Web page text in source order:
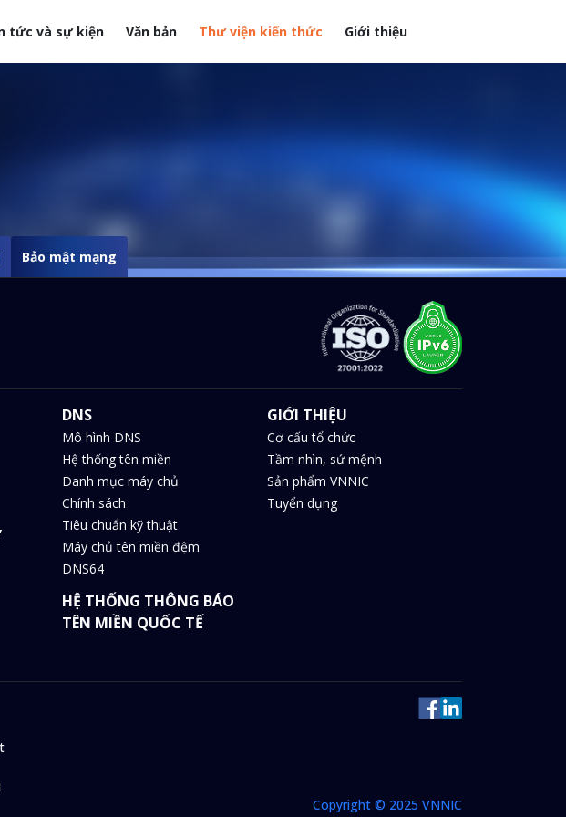
tức và sự kiện Văn bản Thư viện kiến thức Giới thiệu
Bảo mật mạng
DNS
Mô hình DNS
Hệ thống tên miền
Danh mục máy chủ
Chính sách
Tiêu chuẩn kỹ thuật
Máy chủ tên miền đệm
DNS64
HỆ THỐNG THÔNG BÁO
TÊN MIỀN QUỐC TẾ
GIỚI THIỆU
Cơ cấu tổ chức
Tầm nhìn, sứ mệnh
Sản phẩm VNNIC
Tuyển dụng
Copyright © 2025 VNNIC